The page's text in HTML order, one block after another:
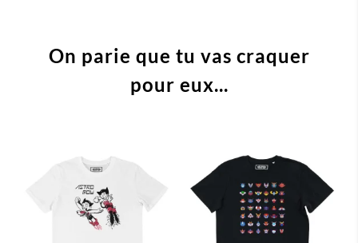
On parie que tu vas craquer
pour eux...